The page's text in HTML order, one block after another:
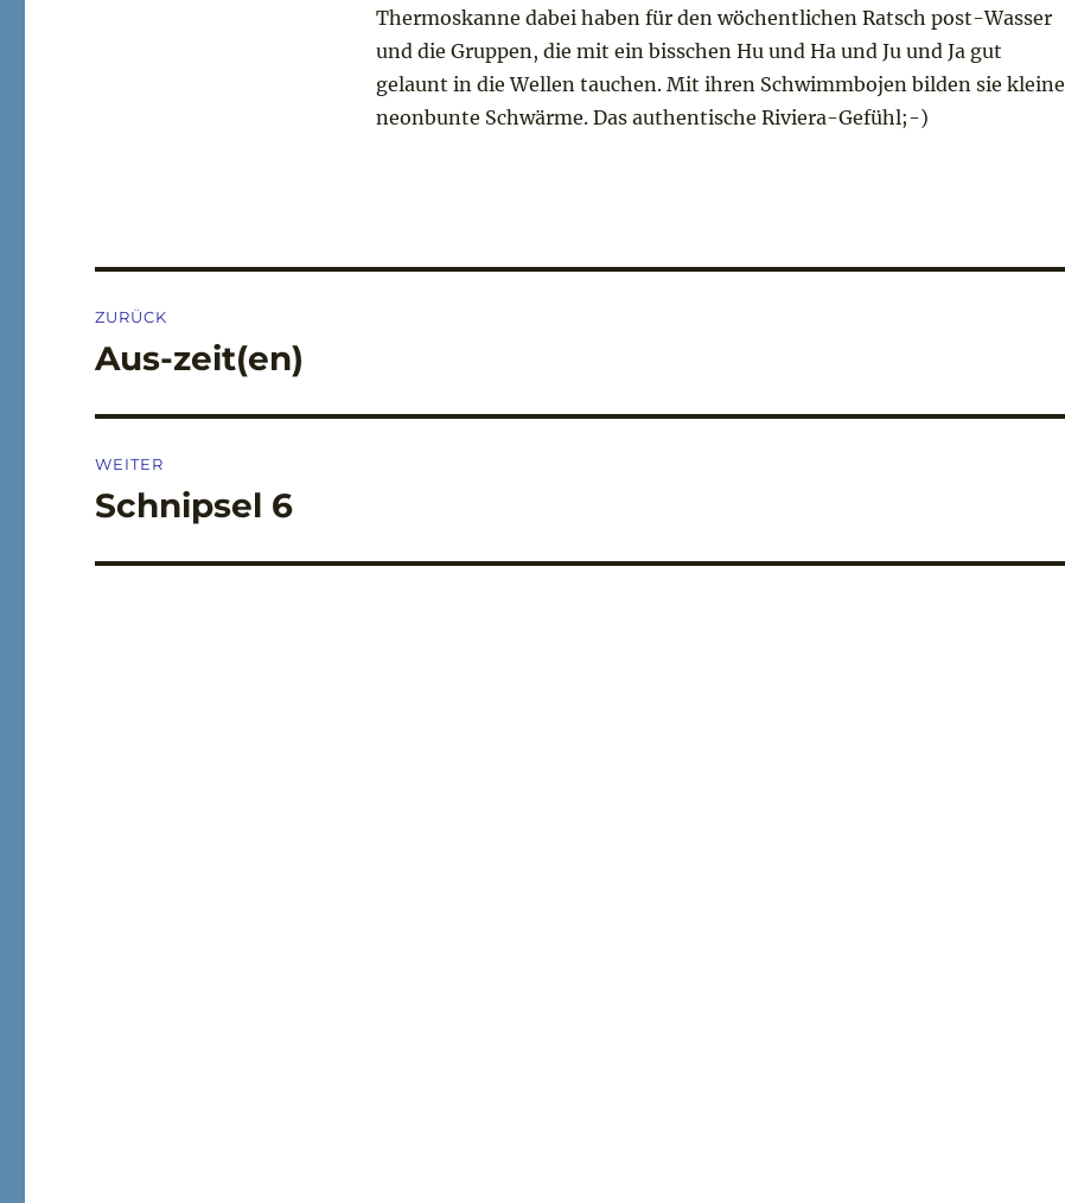
Thermoskanne dabei haben für den wöchentlichen Ratsch post-Wasser
und die Gruppen, die mit ein bisschen Hu und Ha und Ju und Ja gut
gelaunt in die Wellen tauchen. Mit ihren Schwimmbojen bilden sie kleine
neonbunte Schwärme. Das authentische Riviera-Gefühl;-)
ZURÜCK
Vorheriger
Aus-zeit(en)
WEITER
Nächster
Schnipsel 6